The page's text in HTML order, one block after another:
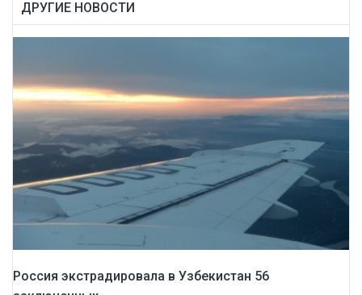
ДРУГИЕ НОВОСТИ
Россия экстрадировала в Узбекистан 56